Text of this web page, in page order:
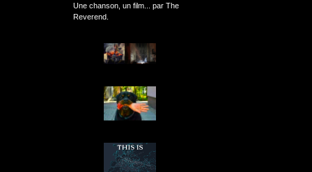
Une chanson, un film... par The
Reverend.